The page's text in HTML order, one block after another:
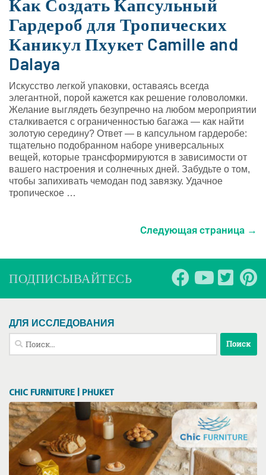
Как Создать Капсульный
Гардероб для Тропических
Каникул Пхукет Camille and
Dalaya
Искусство легкой упаковки, оставаясь всегда
элегантной, порой кажется как решение головоломки.
Желание выглядеть безупречно на любом мероприятии
сталкивается с ограниченностью багажа — как найти
золотую середину? Ответ — в капсульном гардеробе:
тщательно подобранном наборе универсальных
вещей, которые трансформируются в зависимости от
вашего настроения и солнечных дней. Забудьте о том,
чтобы запихивать чемодан под завязку. Удачное
тропическое …
Следующая страница →
ПОДПИСЫВАЙТЕСЬ
ДЛЯ ИССЛЕДОВАНИЯ
Найти:
CHIC FURNITURE | PHUKET